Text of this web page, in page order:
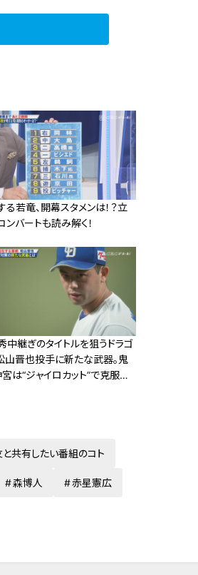
る若竜、開幕スタメンは！？立
ンバートも読み解く！
中継ぎのタイトルを狙うドラゴ
山晋也投手に新たな武器。鬼
宮は“ジャイロカット”で克服す
共有したい番組のコト
森博人 赤星憲広